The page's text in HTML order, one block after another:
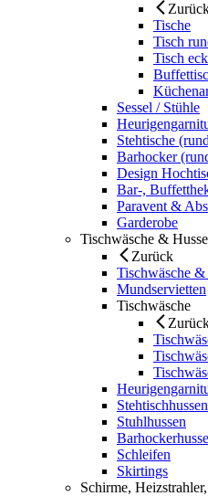
Tische
Tisch
Tisch
Sessel / Stühle
Stehtische
Barhocker
Design
Bar-,
Paravent &
Garderobe
Tischwäsche &
Zurück
Tischwäsche &
Mundservietten
Tischwäsche
Stuhlhussen
Schleifen
Skirtings
Schirme,